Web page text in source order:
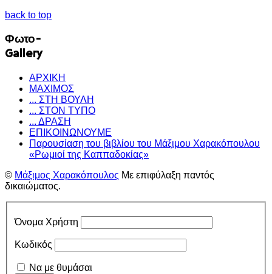
back to top
Φωτο-
Gallery
ΑΡΧΙΚΗ
ΜΑΧΙΜΟΣ
... ΣΤΗ ΒΟΥΛΗ
... ΣΤΟΝ ΤΥΠΟ
... ΔΡΑΣΗ
ΕΠΙΚΟΙΝΩΝΟΥΜΕ
Παρουσίαση του βιβλίου του Μάξιμου Χαρακόπουλου
«Ρωμιοί της Καππαδοκίας»
© Μάξιμος Χαρακόπουλος Με επιφύλαξη παντός
δικαιώματος.
Όνομα Χρήστη
Κωδικός
Να με θυμάσαι